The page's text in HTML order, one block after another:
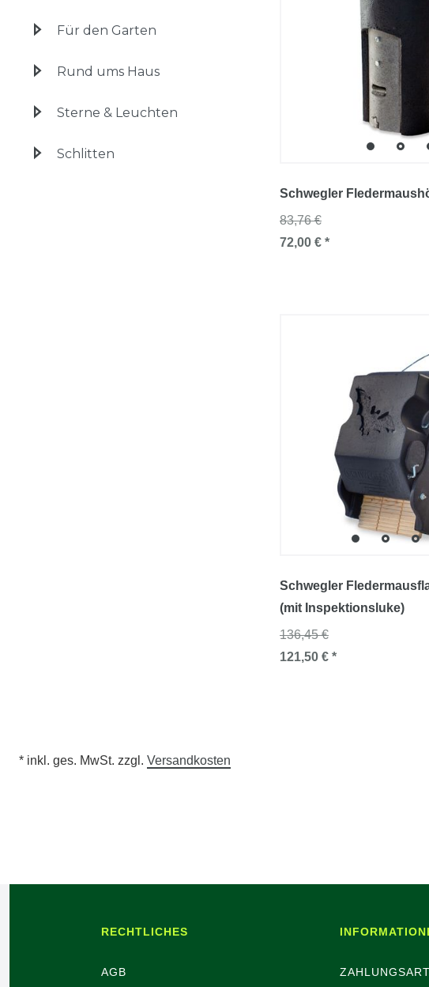
Für den Garten
Rund ums Haus
Sterne & Leuchten
Schlitten
Schwegler
83,76 €
72,00 € *
Schwegler
(mit Inspektionsluke)
136,45 €
121,50 € *
* inkl. ges. MwSt. zzgl. Versandkosten
RECHTLICHES
AGB